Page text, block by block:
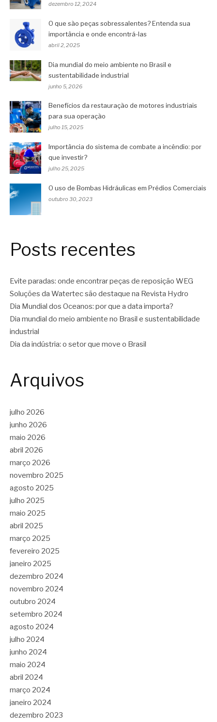
dezembro 12, 2024
O que são peças sobressalentes? Entenda sua
importância e onde encontrá-las
abril 2, 2025
Dia mundial do meio ambiente no Brasil e
sustentabilidade industrial
junho 5, 2026
Benefícios da restauração de motores industriais
para sua operação
julho 15, 2025
Importância do sistema de combate a incêndio: por
que investir?
julho 25, 2025
O uso de Bombas Hidráulicas em Prédios Comerciais
outubro 30, 2023
Posts recentes
Evite paradas: onde encontrar peças de reposição WEG
Soluções da Watertec são destaque na Revista Hydro
Dia Mundial dos Oceanos: por que a data importa?
Dia mundial do meio ambiente no Brasil e sustentabilidade
industrial
Dia da indústria: o setor que move o Brasil
Arquivos
julho 2026
junho 2026
maio 2026
abril 2026
março 2026
novembro 2025
agosto 2025
julho 2025
maio 2025
abril 2025
março 2025
fevereiro 2025
janeiro 2025
dezembro 2024
novembro 2024
outubro 2024
setembro 2024
agosto 2024
julho 2024
junho 2024
maio 2024
abril 2024
março 2024
janeiro 2024
dezembro 2023